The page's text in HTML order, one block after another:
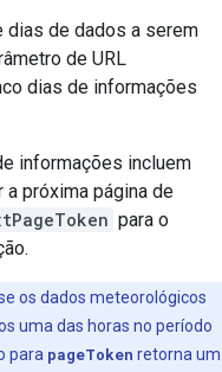
dias de dados a serem
de URL
dias de informações
informações incluem
a próxima página de
para o
os dados meteorológicos
uma das horas no período
para pageToken retorna um